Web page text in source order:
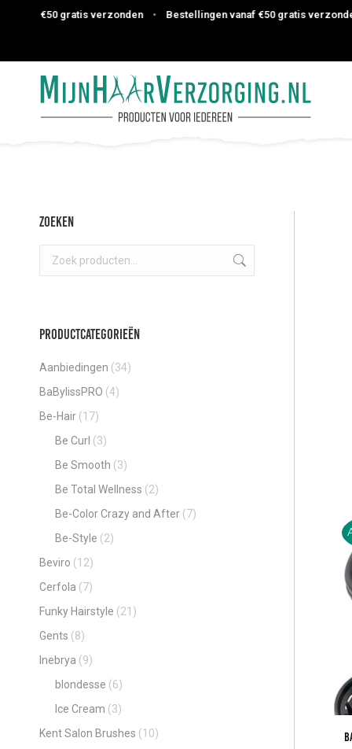
€50 gratis verzonden • Bestellingen vanaf €50 gratis verzonden •
Zoeken
Productcategorieën
Aanbiedingen (34)
BaBylissPRO (4)
Be-Hair (17)
Be Curl (3)
Be Smooth (3)
Be Total Wellness (2)
Be-Color Crazy and After (7)
Be-Style (2)
Beviro (12)
Cerfola (7)
Funky Hairstyle (21)
Gents (8)
Inebrya (9)
blondesse (6)
Ice Cream (3)
Kent Salon Brushes (10)